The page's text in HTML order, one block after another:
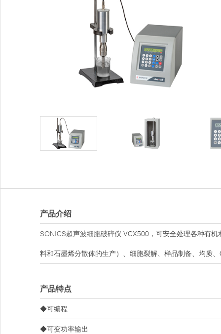
产品介绍
SONICS超声波细胞破碎仪 VCX500，可安全处理各种有
料和石墨烯分散体的生产）、细胞裂解、样品制备、均质
产品特点
◆可编程
◆可变功率输出